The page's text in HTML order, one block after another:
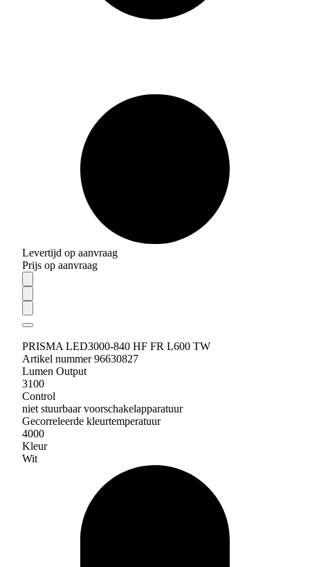
Levertijd op aanvraag
Prijs op aanvraag
PRISMA LED3000-840 HF FR L600 TW
Artikel nummer 96630827
Lumen Output
3100
Control
niet stuurbaar voorschakelapparatuur
Gecorreleerde kleurtemperatuur
4000
Kleur
Wit